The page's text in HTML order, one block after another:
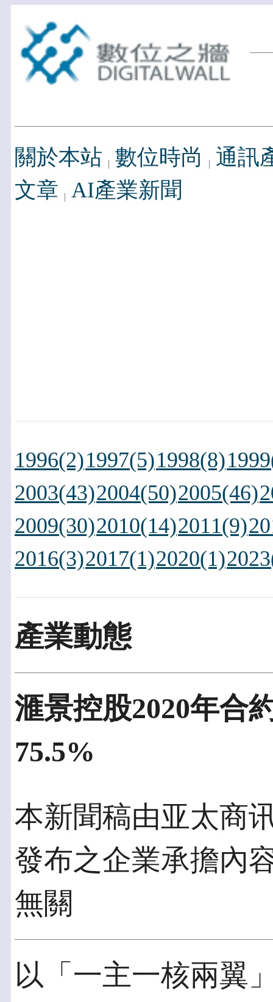
關於本站 數位時尚
通訊
文章 AI產業新聞
1996(2)1997(5)1998(8)
2003(43)2004(50)2005(46)
2009(30)2010(14)2011(9)
2016(3)2017(1)2020(1)
產業動態
滙景控股2020年合
75.5%
本新聞稿由亚太商
發布之企業承擔內
無關
以「一主一核兩翼